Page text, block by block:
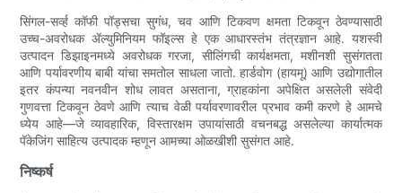
सिंगल-सर्व्ह कॉफी पॉड्सचा सुगंध, चव आणि टिकवण क्षमता टिकवून ठेवण्यासाठी
उच्च-अवरोधक ॲल्युमिनियम फॉइल्स हे एक आधारस्तंभ तंत्रज्ञान आहे. यशस्वी
उत्पादन डिझाइनमध्ये अवरोधक गरजा, सीलिंगची कार्यक्षमता, मशीनशी सुसंगतता
आणि पर्यावरणीय बाबी यांचा समतोल साधला जातो. हार्डवोग (हायमू) आणि उद्योगातील
इतर कंपन्या नवनवीन शोध लावत असताना, ग्राहकांना अपेक्षित असलेली संवेदी
गुणवत्ता टिकवून ठेवणे आणि त्याच वेळी पर्यावरणावरील प्रभाव कमी करणे हे आमचे
ध्येय आहे—जे व्यावहारिक, विस्तारक्षम उपायांसाठी वचनबद्ध असलेल्या कार्यात्मक
पॅकेजिंग साहित्य उत्पादक म्हणून आमच्या ओळखीशी सुसंगत आहे.
निष्कर्ष